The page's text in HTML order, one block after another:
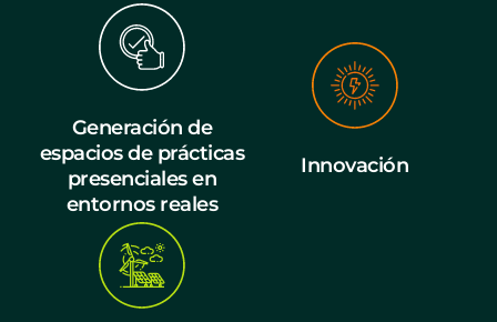
Generación de
espacios de prácticas
presenciales en
entornos reales
Innovación